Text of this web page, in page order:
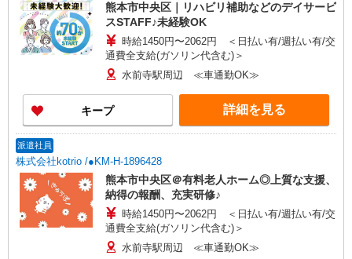
熊本市中央区｜リハビリ補助などのデイサービ
スSTAFF♪未経験OK
時給1450円〜2062円 ＜日払い有/週払い有/交
通費全支給(ガソリン代含む)＞
水前寺駅周辺 ≪車通勤OK≫
キープ 詳細を見る
派遣社員
株式会社kotrio /●KM-H-1896428
熊本市中央区＠有料老人ホーム◎上質な支援、
納得の報酬、充実研修♪
時給1450円〜2062円 ＜日払い有/週払い有/交
通費全支給(ガソリン代含む)＞
水前寺駅周辺 ≪車通勤OK≫